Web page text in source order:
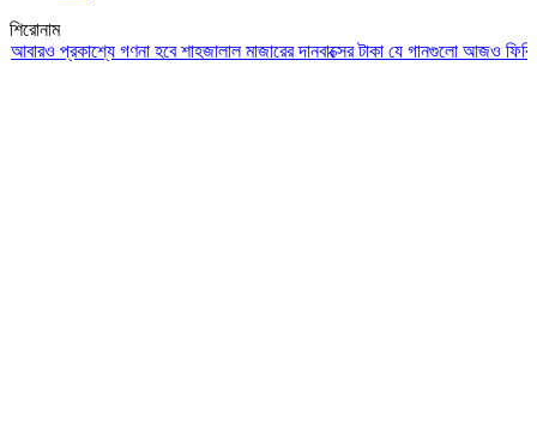
শিরোনাম
প্রকাশ্যে গণনা হবে শাহজালাল মাজারের দানবাক্সের টাকাযে গানগুলো আজও ফিরিয়ে